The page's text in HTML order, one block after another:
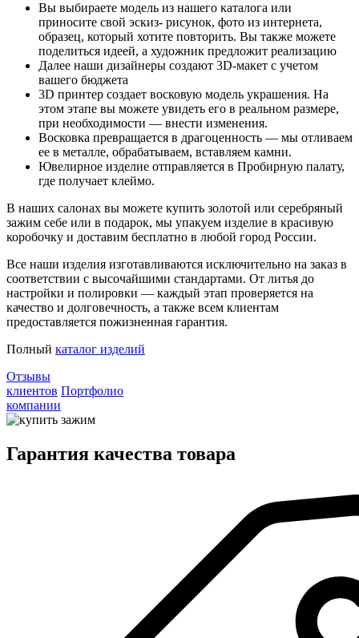
Вы выбираете модель из нашего каталога или
приносите свой эскиз- рисунок, фото из интернета,
образец, который хотите повторить. Вы также можете
поделиться идеей, а художник предложит реализацию
Далее наши дизайнеры создают 3D-макет с учетом
вашего бюджета
3D принтер создает восковую модель украшения. На
этом этапе вы можете увидеть его в реальном размере,
при необходимости — внести изменения.
Восковка превращается в драгоценность — мы отливаем
ее в металле, обрабатываем, вставляем камни.
Ювелирное изделие отправляется в Пробирную палату,
где получает клеймо.
В наших салонах вы можете купить золотой или серебряный
зажим себе или в подарок, мы упакуем изделие в красивую
коробочку и доставим бесплатно в любой город России.
Все наши изделия изготавливаются исключительно на заказ в
соответствии с высочайшими стандартами. От литья до
настройки и полировки — каждый этап проверяется на
качество и долговечность, а также всем клиентам
предоставляется пожизненная гарантия.
Полный каталог изделий
Отзывы
клиентов Портфолио
компании
Гарантия качества товара